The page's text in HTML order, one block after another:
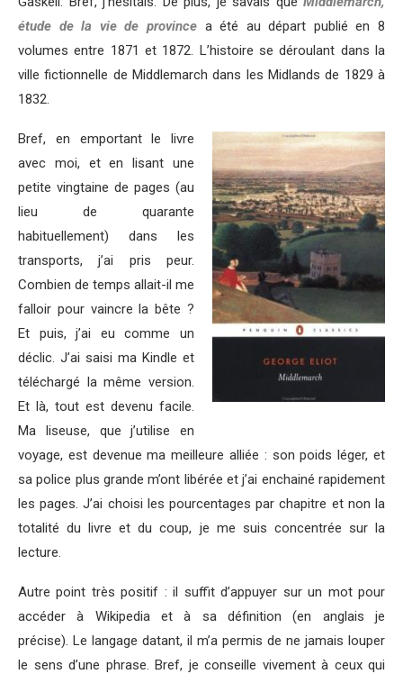
étude de la vie de provincea été au départ publié en 8
volumes entre 1871 et 1872. L’histoire se déroulant dans la
ville fictionnelle de Middlemarch dans les Midlands de 1829 à
1832.
Bref, en emportant le livre
avec moi, et en lisant une
petite vingtaine de pages (au
lieu de quarante
habituellement) dans les
transports, j’ai pris peur.
Combien de temps allait-il me
falloir pour vaincre la bête ?
Et puis, j’ai eu comme un
déclic. J’ai saisi ma Kindle et
téléchargé la même version.
Et là, tout est devenu facile.
Ma liseuse, que j’utilise en
voyage, est devenue ma meilleure alliée : son poids léger, et
sa police plus grande m’ont libérée et j’ai enchainé rapidement
les pages. J’ai choisi les pourcentages par chapitre et non la
totalité du livre et du coup, je me suis concentrée sur la
lecture.
Autre point très positif : il suffit d’appuyer sur un mot pour
accéder à Wikipedia et à sa définition (en anglais je
précise). Le langage datant, il m’a permis de ne jamais louper
le sens d’une phrase. Bref, je conseille vivement à ceux qui